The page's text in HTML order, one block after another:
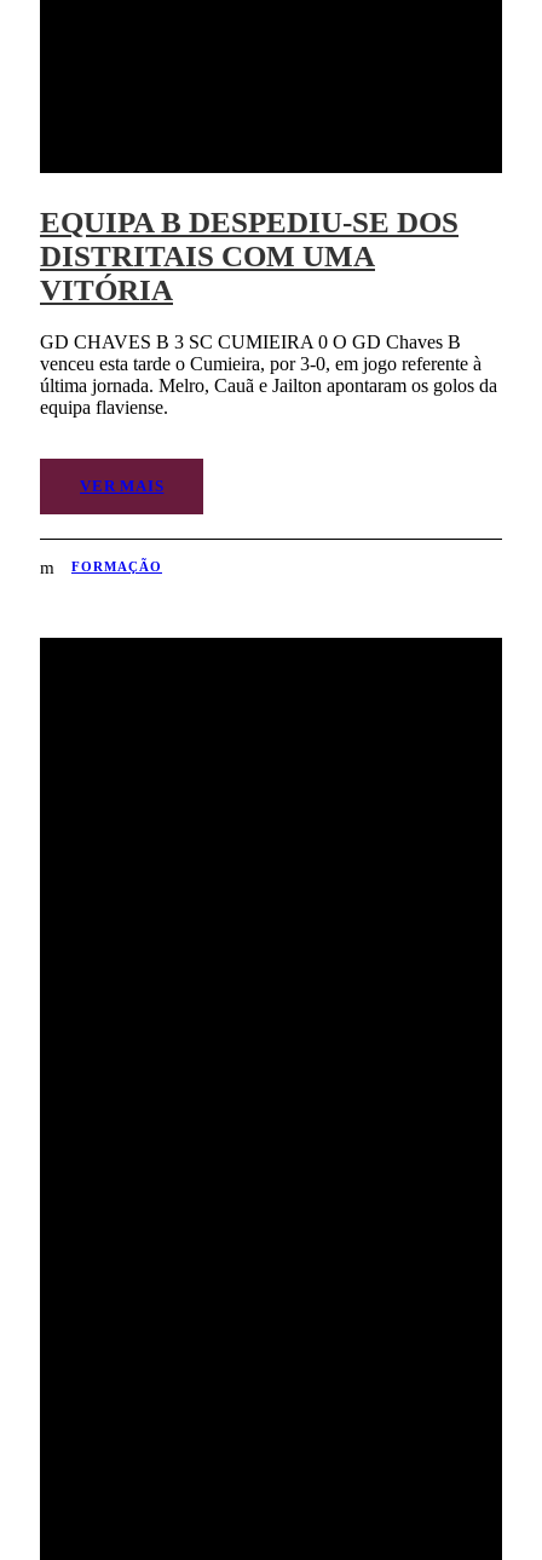
EQUIPA B DESPEDIU-SE DOS
DISTRITAIS COM UMA
VITÓRIA
GD CHAVES B 3 SC CUMIEIRA 0 O GD Chaves B
venceu esta tarde o Cumieira, por 3-0, em jogo referente à
última jornada. Melro, Cauã e Jailton apontaram os golos da
equipa flaviense.
VER MAIS
FORMAÇÃO